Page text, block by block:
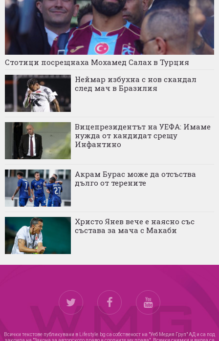
Стотици посрещнаха Мохамед Салах в Турция
Неймар избухна с нов скандал
след мач в Бразилия
Вицепрезидентът на УЕФА: Имаме
нужда от кандидат срещу
Инфантино
Акрам Бурас може да отсъства
дълго от терените
Христо Янев вече е наясно със
състава за мача с Макаби
Всички текстове публикувани в Lifestyle.bg са собственост на "Уеб Медия Груп" АД и са под